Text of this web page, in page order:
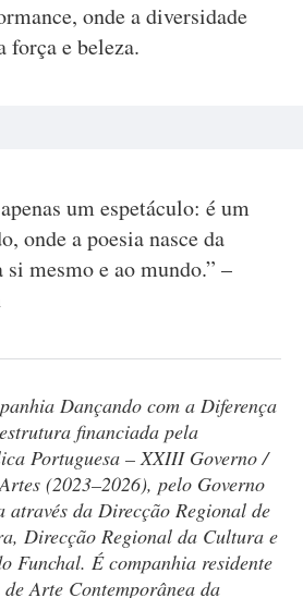
onde a diversidade
força e beleza.
um espetáculo: é um
onde a poesia nasce da
mesmo e ao mundo.” –
Dançando com a Diferença
financiada pela
Portuguesa – XXIII Governo /
(2023–2026), pelo Governo
da Direcção Regional de
Direcção Regional da Cultura e
Funchal. É companhia residente
Arte Contemporânea da